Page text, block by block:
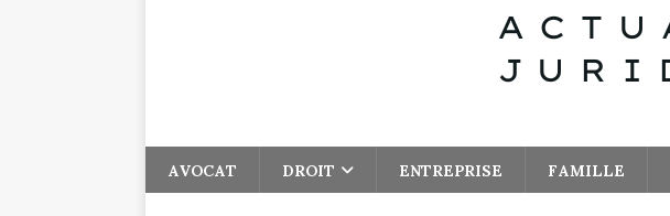
AVOCAT DROIT ENTREPRISE FAMILLE